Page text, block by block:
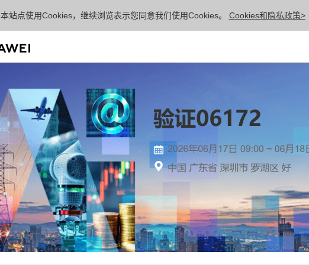
本站点使用Cookies，继续浏览表示您同意我们使用Cookies。 Cookies和隐私政策>